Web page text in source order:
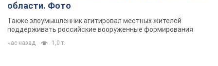
области. Фото
Также злоумышленник агитировал местных жителей
поддерживать российские вооруженные формирования
час назад 1,0 т.